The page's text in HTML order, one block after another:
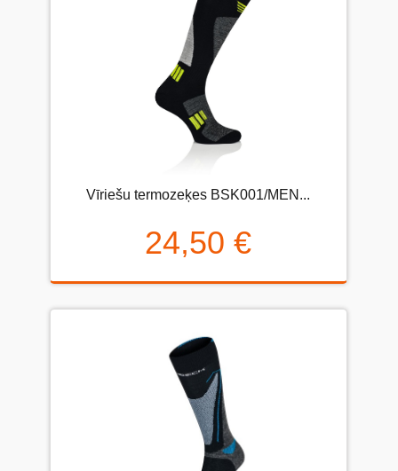
Vīriešu termozeķes BSK001/MEN...
24,50 €